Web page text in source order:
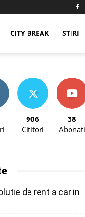
CITY BREAK STIRI
906
Cititori
38
Abonați
de rent a car in